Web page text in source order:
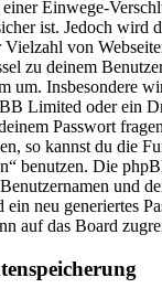
Einwege-
ist. Jedoch wird
von
zu deinem
um. Insbesondere
Limited oder ein
Passwort
so kannst du die
benutzen. Die
und
ein neu generiertes
auf das Board